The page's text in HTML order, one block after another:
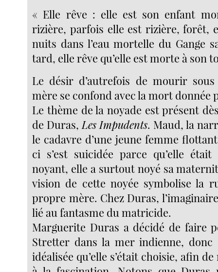
« Elle rêve : elle est son enfant
rizière, parfois elle est rizière, forêt,
nuits dans l’eau mortelle du Gange
tard, elle rêve qu’elle est morte à son
Le désir d’autrefois de mourir
mère se confond avec la mort donnée
Le thème de la noyade est présent
de Duras,Les Impudents. Maud, la
le cadavre d’une jeune femme
ci s’est suicidée parce qu’elle
noyant, elle a surtout noyé sa
vision de cette noyée symbolise la
propre mère. Chez Duras,
lié au fantasme du matricide.
Marguerite Duras a décidé de faire
Stretter dans la mer indienne,
idéalisée qu’elle s’était choisie, afin